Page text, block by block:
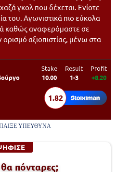
γκολ που δέχεται. Ενίοτε
του. Αγωνιστικά πιο εύκολα
καθώς αναφερόμαστε σε
αξιοπιστίας, μένω στα
Stake
10.00
Result
1-3
Profit
+8.20
1.82
ΠΑΙΞΕ ΥΠΕΥΘΥΝΑ
πόνταρες;